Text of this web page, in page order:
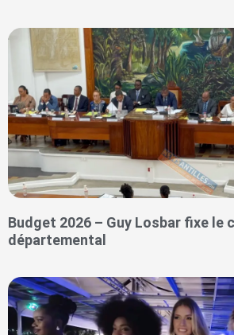
Budget 2026 – Guy Losbar fixe le
départemental